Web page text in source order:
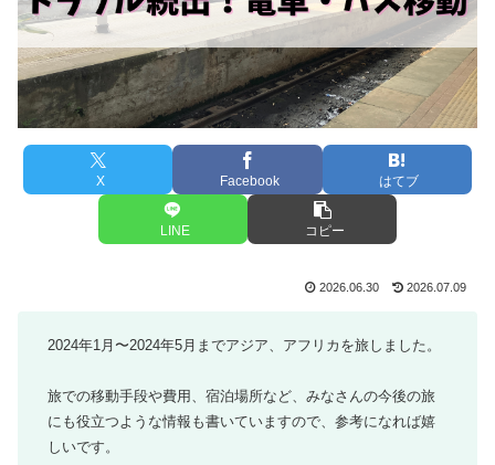
X Facebook はてブ
LINE コピー
2026.06.30 2026.07.09
2024年1月〜2024年5月までアジア、アフリカを旅しました。
旅での移動手段や費用、宿泊場所など、みなさんの今後の旅
にも役立つような情報も書いていますので、参考になれば嬉
しいです。